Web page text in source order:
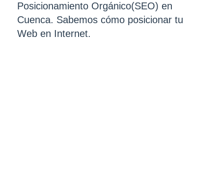
Posicionamiento Orgánico(SEO) en
Cuenca. Sabemos cómo posicionar tu
Web en Internet.